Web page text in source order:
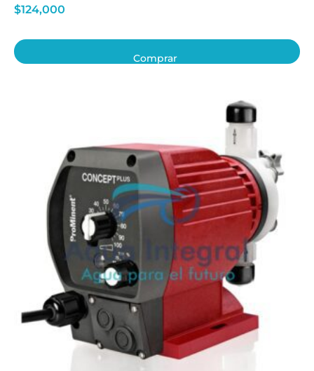
$124,000
Comprar